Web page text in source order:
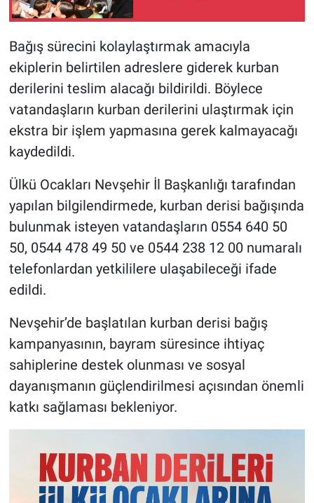
Bağış sürecini kolaylaştırmak amacıyla
ekiplerin belirtilen adreslere giderek kurban
derilerini teslim alacağı bildirildi. Böylece
vatandaşların kurban derilerini ulaştırmak için
ekstra bir işlem yapmasına gerek kalmayacağı
kaydedildi.
Ülkü Ocakları Nevşehir İl Başkanlığı tarafından
yapılan bilgilendirmede, kurban derisi bağışında
bulunmak isteyen vatandaşların 0554 640 50
50, 0544 478 49 50 ve 0544 238 12 00 numaralı
telefonlardan yetkililere ulaşabileceği ifade
edildi.
Nevşehir’de başlatılan kurban derisi bağış
kampanyasının, bayram süresince ihtiyaç
sahiplerine destek olunması ve sosyal
dayanışmanın güçlendirilmesi açısından önemli
katkı sağlaması bekleniyor.